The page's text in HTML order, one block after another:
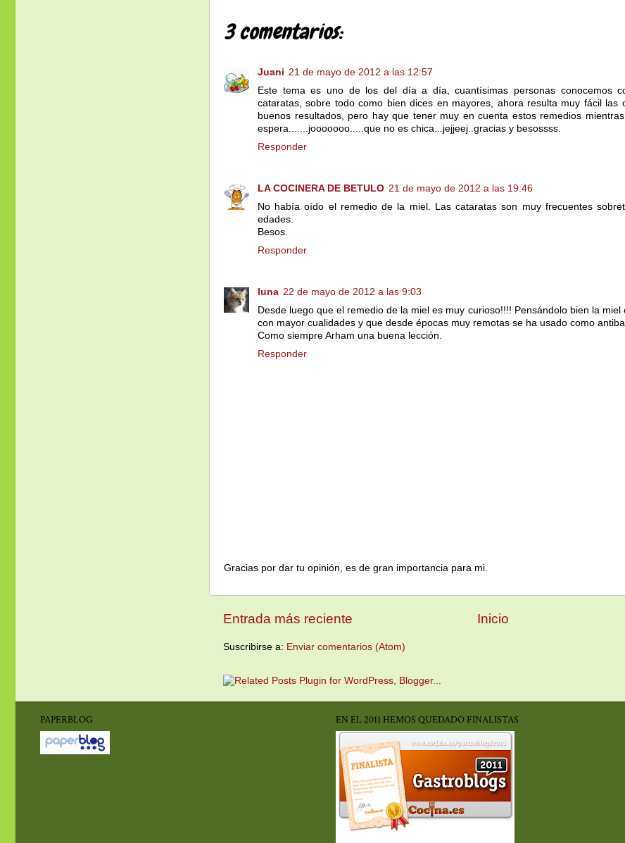
3 comentarios:
Juani 21 de mayo de 2012 a las 12:57
Este tema es uno de los del día a día, cuantísimas personas conocemos
cataratas, sobre todo como bien dices en mayores, ahora resulta muy fácil las
buenos resultados, pero hay que tener muy en cuenta estos remedios
espera.......jooooooo.....que no es chica...jejjeej..gracias y besossss.
Responder
LA COCINERA DE BETULO 21 de mayo de 2012 a las 19:46
No había oído el remedio de la miel. Las cataratas son muy frecuentes
edades.
Besos.
Responder
luna 22 de mayo de 2012 a las 9:03
Desde luego que el remedio de la miel es muy curioso!!!! Pensándolo bien la
con mayor cualidades y que desde épocas muy remotas se ha usado como
Como siempre Arham una buena lección.
Responder
Gracias por dar tu opinión, es de gran importancia para mi.
Entrada más reciente Inicio
Suscribirse a: Enviar comentarios (Atom)
PAPERBLOG EN EL 2011 HEMOS QUEDADO FINALISTAS